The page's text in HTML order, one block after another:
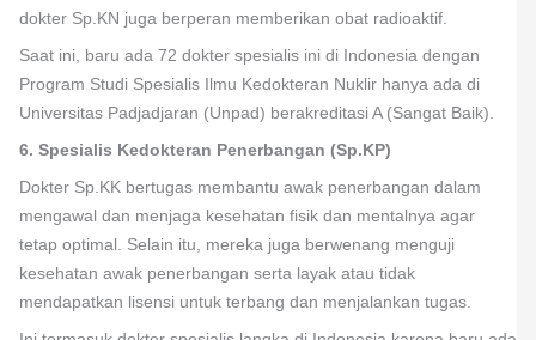
dokter Sp.KN juga berperan memberikan obat radioaktif.
Saat ini, baru ada 72 dokter spesialis ini di Indonesia dengan
Program Studi Spesialis Ilmu Kedokteran Nuklir hanya ada di
Universitas Padjadjaran (Unpad) berakreditasi A (Sangat Baik).
6. Spesialis Kedokteran Penerbangan (Sp.KP)
Dokter Sp.KK bertugas membantu awak penerbangan dalam
mengawal dan menjaga kesehatan fisik dan mentalnya agar
tetap optimal. Selain itu, mereka juga berwenang menguji
kesehatan awak penerbangan serta layak atau tidak
mendapatkan lisensi untuk terbang dan menjalankan tugas.